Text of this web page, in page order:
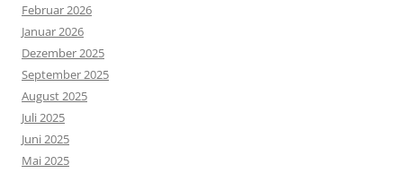
Februar 2026
Januar 2026
Dezember 2025
September 2025
August 2025
Juli 2025
Juni 2025
Mai 2025